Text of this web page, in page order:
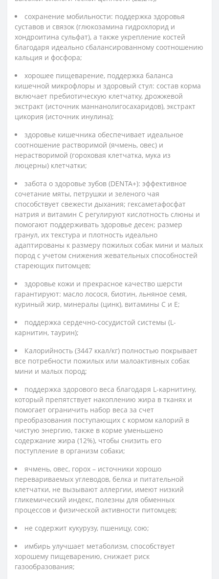
сохранение мобильности: поддержка здоровья
суставов и связок (глюкозамина гидрохлорид и
хондроитина сульфат), а также укрепление костей
благодаря идеально сбалансированному соотношению
кальция и фосфора;
хорошее пищеварение, поддержка баланса
кишечной микрофлоры и здоровый стул: состав корма
включает пребиотическую клетчатку, дрожжевой
экстракт (источник маннанолигосахаридов), экстракт
цикория (источник инулина);
здоровье кишечника обеспечивает идеальное
соотношение растворимой (ячмень, овес) и
нерастворимой (гороховая клетчатка, мука из
люцерны) клетчатки;
забота о здоровье зубов (DENTA+): эффективное
сочетание мяты, петрушки и зеленого чая
способствует свежести дыхания; гексаметафосфат
натрия и витамин С регулируют кислотность слюны и
помогают поддерживать здоровье десен; размер
гранул, их текстура и плотность идеально
адаптированы к размеру пожилых собак мини и малых
пород с учетом снижения жевательных способностей
стареющих питомцев;
здоровье кожи и прекрасное качество шерсти
гарантируют: масло лосося, биотин, льняное семя,
куриный жир, минералы (цинк), витамины С и Е;
поддержка сердечно-сосудистой системы (L-
карнитин, таурин);
Калорийность (3447 ккал/кг) полностью покрывает
все потребности пожилых или малоактивных собак
мини и малых пород;
поддержка здорового веса благодаря L-карнитину,
который препятствует накоплению жира в тканях и
помогает ограничить набор веса за счет
преобразования поступающих с кормом калорий в
чистую энергию, также в корме уменьшено
содержание жира (12%), чтобы снизить его
поступление в организм собаки;
ячмень, овес, горох – источники хорошо
перевариваемых углеводов, белка и питательной
клетчатки, не вызывают аллергии, имеют низкий
гликемический индекс, полезны для обменных
процессов и физической активности питомцев;
не содержит кукурузу, пшеницу, сою;
имбирь улучшает метаболизм, способствует
хорошему пищеварению, снижает риск
газообразования;